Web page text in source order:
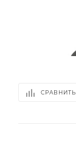
СРАВНИТЬ